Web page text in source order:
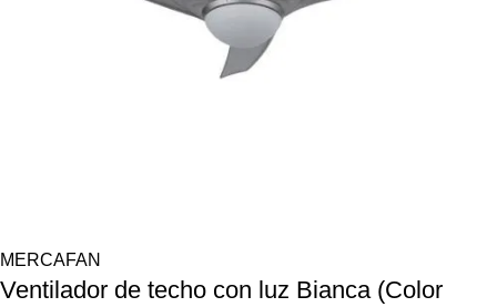
MERCAFAN
Ventilador de techo con luz Bianca (Color